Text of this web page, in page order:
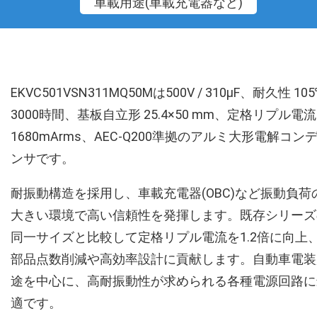
EKVC501VSN311MQ50Mは500V / 310µF、耐久性
3000時間、基板自立形 25.4×50 mm、定格リプル電流
1680mArms、AEC-Q200準拠のアルミ大形電解コンデ
ンサです。
耐振動構造を採用し、車載充電器(OBC)など振動負荷
大きい環境で高い信頼性を発揮します。既存シリー
同一サイズと比較して定格リプル電流を1.2倍に向上
部品点数削減や高効率設計に貢献します。自動車電
途を中心に、高耐振動性が求められる各種電源回路
適です。